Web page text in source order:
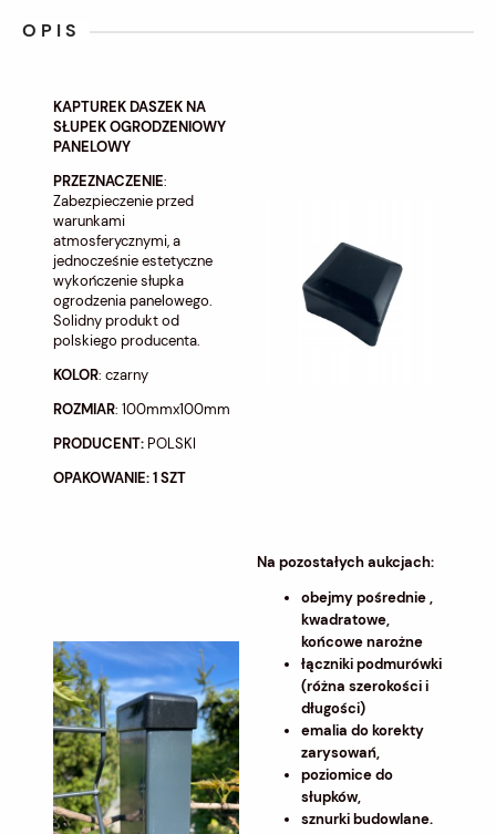
OPIS
KAPTUREK DASZEK NA
SŁUPEK OGRODZENIOWY
PANELOWY
PRZEZNACZENIE:
Zabezpieczenie przed
warunkami
atmosferycznymi, a
jednocześnie estetyczne
wykończenie słupka
ogrodzenia panelowego.
Solidny produkt od
polskiego producenta.
KOLOR: czarny
ROZMIAR: 100mmx100mm
PRODUCENT: POLSKI
OPAKOWANIE: 1 SZT
Na pozostałych aukcjach:
obejmy pośrednie ,
kwadratowe,
końcowe narożne
łączniki podmurówki
(różna szerokości i
długości)
emalia do korekty
zarysowań,
poziomice do
słupków,
sznurki budowlane.